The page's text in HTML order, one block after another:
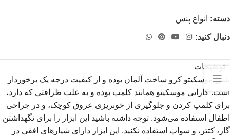
دسته: انواع پنس
دنبال کنید:
توضیحات
پنس موسکیتو کرو ساخت آلمان بوده و از کیفیت درجه یک برخوردار
است. کارایی موسکیتو همانند کلمپ بوده و به علت ظرافتی که دارد،
برای کلمپ کردن و جلوگیری از خونریزی عروق کوچک، و در جراحی
اطفال استفاده می‌شود. توجه داشته باشید این ابزار را برای نگهداشتن
گاز، کتتر، و سواپ استفاده نکنید. این ابزار دارای شیارهای افقی در